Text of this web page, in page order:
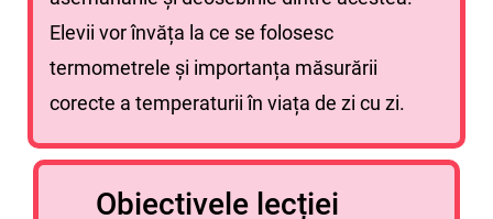
Elevii vor învăța la ce se folosesc
termometrele și importanța măsurării
corecte a temperaturii în viața de zi cu zi.
Obiectivele lecției